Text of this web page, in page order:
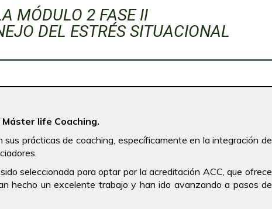
MÓDULO 2 FASE II
DEL ESTRÉS SITUACIONAL
life Coaching.
prácticas de coaching, específicamente en la integración de
seleccionada para optar por la acreditación ACC, que ofrece
hecho un excelente trabajo y han ido avanzando a pasos de